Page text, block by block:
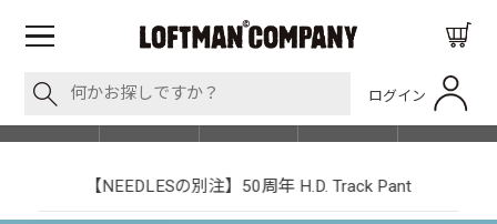
ログイン
SHOP LIST
【NEEDLESの別注】50周年 H.D. Track Pant